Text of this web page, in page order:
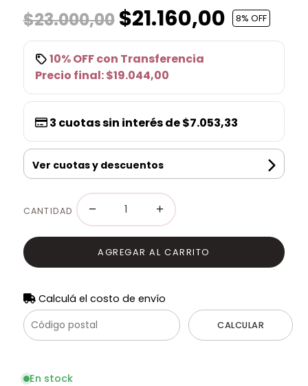
$23.000,00$21.160,00 8% OFF
10% OFFcon Transferencia
Precio final:$19.044,00
3 cuotas sin interés de$7.053,33
Ver cuotas y descuentos
CANTIDAD − +
AGREGAR AL CARRITO
Calculá el costo de envío
CALCULAR
En stock